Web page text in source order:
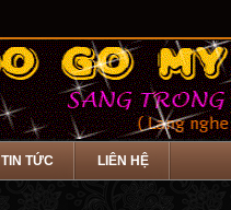
TIN TỨC LIÊN HỆ